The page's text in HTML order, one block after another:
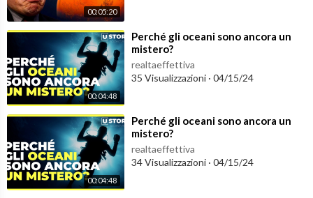
00:05:20
00:04:48
⁣Perché gli oceani sono ancora un
mistero?
realtaeffettiva
35 Visualizzazioni · 04/15/24
00:04:48
⁣Perché gli oceani sono ancora un
mistero?
realtaeffettiva
34 Visualizzazioni · 04/15/24